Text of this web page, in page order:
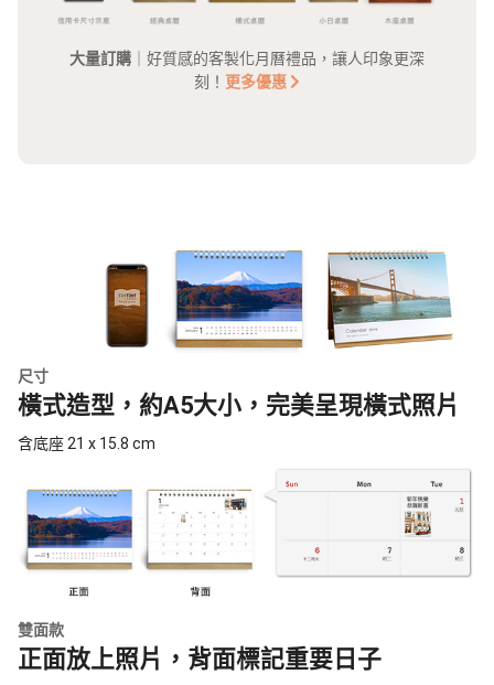
大量訂購 ｜好質感的客製化月曆禮品，讓人印象更深
刻！ 更多優惠
尺寸
橫式造型，約A5大小，完美呈現橫式照片
含底座 21 x 15.8 cm
雙面款
正面放上照片，背面標記重要日子